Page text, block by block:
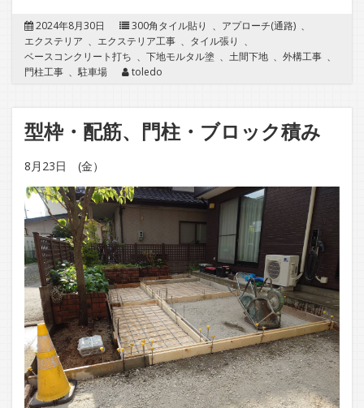
2024年8月30日 300角タイル貼り 、 アプローチ(通路) 、
エクステリア 、 エクステリア工事 、 タイル張り 、
ベースコンクリート打ち 、 下地モルタル塗 、 土間下地 、 外構工事 、
門柱工事 、駐車場 toledo
型枠・配筋、門柱・ブロック積み
8月23日 (金）